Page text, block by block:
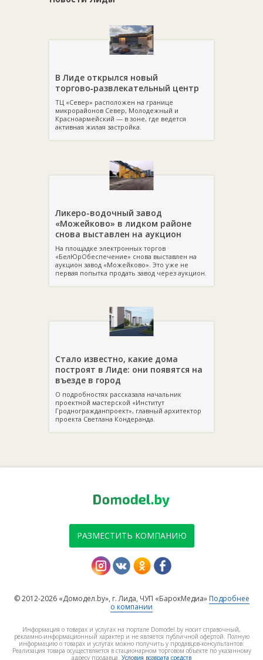
В Лиде открылся новый
торгово‑развлекательный центр
ТЦ «Север» расположен на границе
микрорайонов Север, Молодежный и
Красноармейский — в зоне, где ведется
активная жилая застройка.
Ликеро-водочный завод
«Можейково» в лидком районе
снова выставлен на аукцион
На площадке электронных торгов
«БелЮрОбеспечение» снова выставлен на
аукцион завод «Можейково». Это уже не
первая попытка продать завод через аукцион.
Стало известно, какие дома
построят в Лиде: они появятся на
въезде в город
О подробностях рассказала начальник
проектной мастерской «Институт
Гродногражданпроект», главный архитектор
проекта Светлана Кондеранда.
РАЗМЕСТИТЬ КОМПАНИЮ
© 2012-2026 «Домодел.by», г. Лида, ЧУП «БарокМедиа» Подробнее
о компании
Информация о товарах и услугах на портале Domodel.by носит справочный,
рекламно-информационный характер и не является публичной офертой. Полную
информацию о товарах и услугах можно получить у продавцов-консультантов.
Реализация товара осуществляется в стационарном торговом объекте по указанному
адресу продавца. Условия возврата средств